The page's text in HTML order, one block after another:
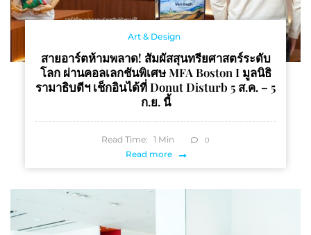
Art & Design
สายอาร์ตห้ามพลาด! สัมผัสสุนทรียศาสตร์ระดับ
โลก ผ่านคอลเลกชันพิเศษ MFA Boston I มูลนิธิ
รามาธิบดีฯ เช็กอินได้ที่ Donut Disturb 5 ส.ค. – 5
ก.ย. นี้
Read Time: 1 Min 0
Read more